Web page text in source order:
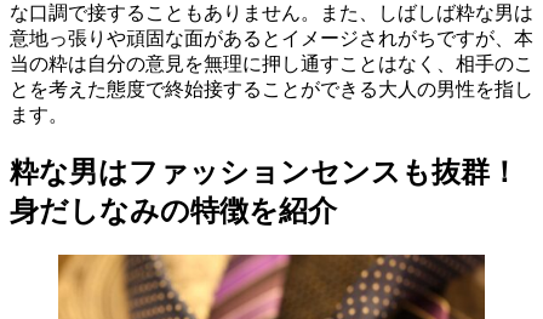
な口調で接することもありません。また、しばしば粋な男は
意地っ張りや頑固な面があるとイメージされがちですが、本
当の粋は自分の意見を無理に押し通すことはなく、相手のこ
とを考えた態度で終始接することができる大人の男性を指し
ます。
粋な男はファッションセンスも抜群！
身だしなみの特徴を紹介